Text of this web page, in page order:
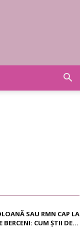
SAU RMN CAP LA
BERCENI: CUM ȘTII DE...